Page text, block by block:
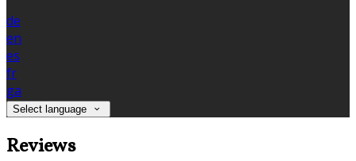
de
en
es
fr
ga
Select language
Reviews